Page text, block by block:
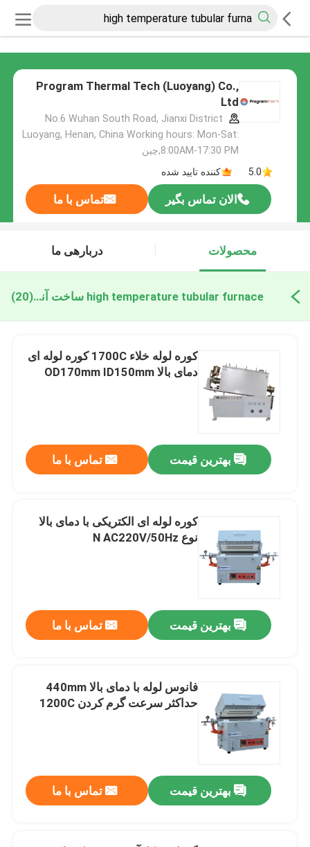
Program Thermal Tech (Luoyang) Co.,
Ltd
No.6 Wuhan South Road, Jianxi District
Luoyang, Henan, China Working hours: Mon-Sat:
8:00AM-17:30 PM,چین
5.0
کننده تایید شده
الان تماس بگیر تماس با ما
محصولات دربارهی ما
high temperature tubular furnace ساخت آنلاین(20)
کوره لوله خلاء 1700C کوره لوله ای
دمای بالا OD170mm ID150mm
بهترین قیمت تماس با ما
کوره لوله ای الکتریکی با دمای بالا
نوع N AC220V/50Hz
بهترین قیمت تماس با ما
فانوس لوله با دمای بالا 440mm
حداکثر سرعت گرم کردن 1200C
بهترین قیمت تماس با ما